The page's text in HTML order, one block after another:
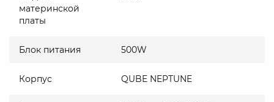
материнской
платы
Блок питания 500W
Корпус QUBE NEPTUNE